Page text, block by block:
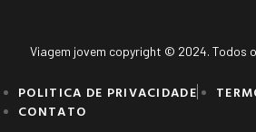
Viagem jovem copyright © 2024. Todos
POLITICA DE PRIVACIDADE
CONTATO